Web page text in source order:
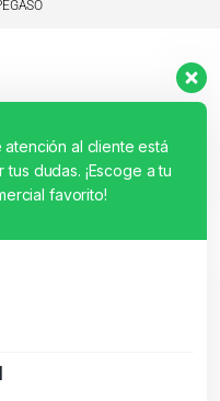
al cliente está
dudas. ¡Escoge a tu
favorito!